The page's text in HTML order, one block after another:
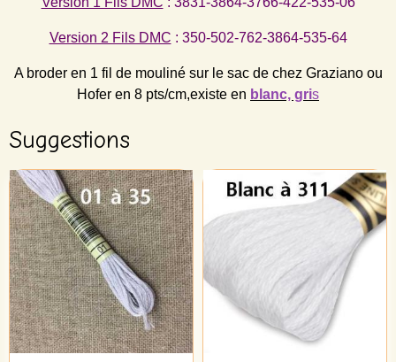
Version 2 Fils DMC : 350-502-762-3864-535-64
A broder en 1 fil de mouliné sur le sac de chez Graziano ou
Hofer en 8 pts/cm,existe en blanc, gris
Suggestions